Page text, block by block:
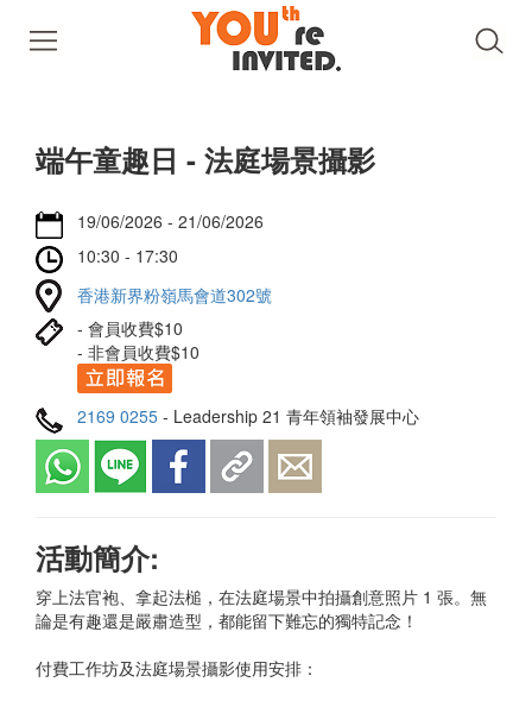
端午童趣日 - 法庭場景攝影
19/06/2026 - 21/06/2026
10:30 - 17:30
香港新界粉嶺馬會道302號
- 會員收費$10
- 非會員收費$10
2169 0255 - Leadership 21 青年領袖發展中心
活動簡介:
穿上法官袍、拿起法槌，在法庭場景中拍攝創意照片 1 張。無
論是有趣還是嚴肅造型，都能留下難忘的獨特記念！
付費工作坊及法庭場景攝影使用安排：